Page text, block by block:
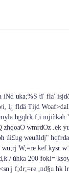
iNd uka;%S tï' fla'
l¿ fldä Tijd
bgqlrk f,i mjiñkah '
wmrdOz .ek
úi£ug weußldj"
W;=re kef.kysr
/|úhka 200 fokl=
f;dr;=re ,nd§u hk